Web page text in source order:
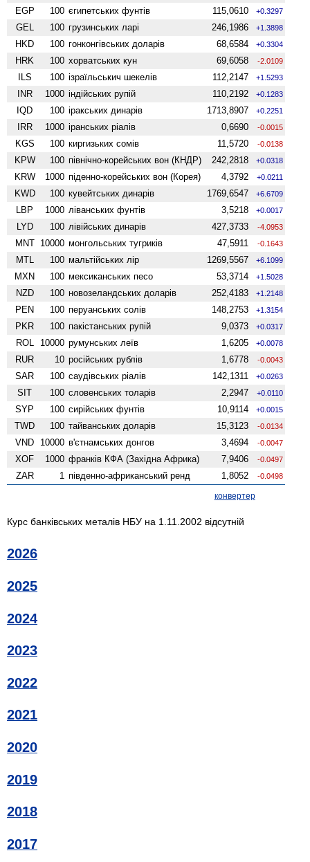
EGP 100 єгипетських фунтів 115,0610 +0.3297
GEL 100 грузинських ларі 246,1986 +1.3898
HKD 100 гонконгівських доларів 68,6584 +0.3304
HRK 100 хорватських кун 69,6058 -2.0109
ILS 100 ізраїльськич шекелів 112,2147 +1.5293
INR 1000 індійських рупій 110,2192 +0.1283
IQD 100 іракських динарів 1713,8907 +0.2251
IRR 1000 іранських ріалів 0,6690 -0.0015
KGS 100 киргизьких сомів 11,5720 -0.0138
KPW 100 північно-корейських вон (КНДР) 242,2818 +0.0318
KRW 1000 піденно-корейських вон (Корея) 4,3792 +0.0211
KWD 100 кувейтських динарів 1769,6547 +6.6709
LBP 1000 ліванських фунтів 3,5218 +0.0017
LYD 100 лівійських динарів 427,3733 -4.0953
MNT 10000 монгольських тугриків 47,5911 -0.1643
MTL 100 мальтійських лір 1269,5567 +6.1099
MXN 100 мексиканських песо 53,3714 +1.5028
NZD 100 ново­зеландських доларів 252,4183 +1.2148
PEN 100 перуанських солів 148,2753 +1.3154
PKR 100 пакістанських рупій 9,0373 +0.0317
ROL 10000 румунських леїв 1,6205 +0.0078
RUR 10 російських рублів 1,6778 -0.0043
SAR 100 саудівських ріалів 142,1311 +0.0263
SIT 100 словенських толарів 2,2947 +0.0110
SYP 100 сирійських фунтів 10,9114 +0.0015
TWD 100 тайванських доларів 15,3123 -0.0134
VND 10000 в'єтнамських донгов 3,4694 -0.0047
XOF 1000 франків КФА (Західна Африка) 7,9406 -0.0497
ZAR 1 південно-африканський ренд 1,8052 -0.0498
конвертер
Курс банківських металів НБУ на 1.11.2002 відсутній
2026
2025
2024
2023
2022
2021
2020
2019
2018
2017